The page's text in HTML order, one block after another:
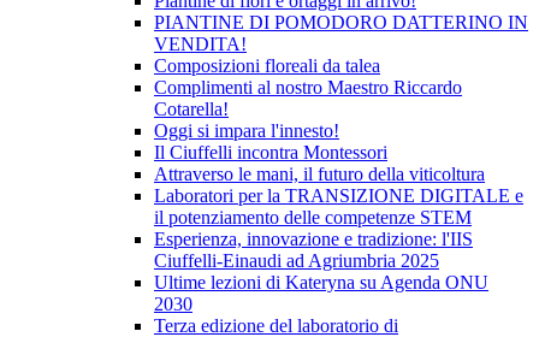
PIANTINE DI POMODORO DATTERINO IN
VENDITA!
Composizioni floreali da talea
Complimenti al nostro Maestro Riccardo
Cotarella!
Oggi si impara l'innesto!
Il Ciuffelli incontra Montessori
Attraverso le mani, il futuro della viticoltura
Laboratori per la TRANSIZIONE DIGITALE e
il potenziamento delle competenze STEM
Esperienza, innovazione e tradizione: l'IIS
Ciuffelli-Einaudi ad Agriumbria 2025
Ultime lezioni di Kateryna su Agenda ONU
2030
Terza edizione del laboratorio di